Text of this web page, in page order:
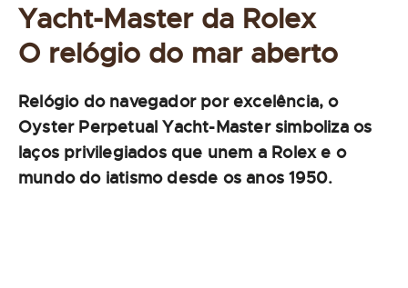
Yacht-Master da Rolex
O relógio do mar aberto
Relógio do navegador por excelência, o
Oyster Perpetual Yacht-Master simboliza os
laços privilegiados que unem a Rolex e o
mundo do iatismo desde os anos 1950.